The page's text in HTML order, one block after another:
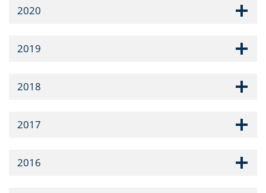
2020
2019
2018
2017
2016